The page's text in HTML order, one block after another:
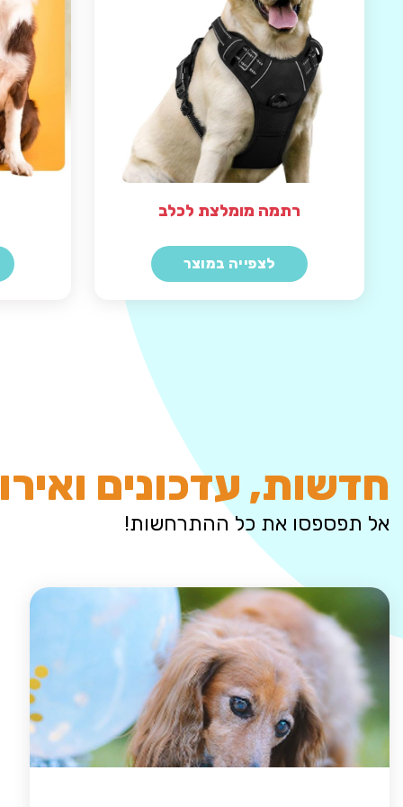
רתמה מומלצת לכלב
לצפייה במוצר
חדשות, עדכונים
אל תפספסו את כל ההתרחשות!